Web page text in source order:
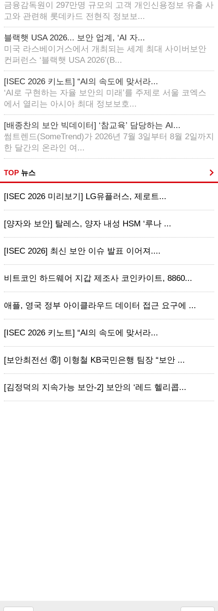
금융감독원이 297만명 규모의 고객 개인신용정보 유출 사
고와 관련해 롯데카드 전현직 정보보...
블랙햇 USA 2026... 보안 업계, ‘AI 자...
미국 라스베이거스에서 개최되는 세계 최대 사이버보안
컨퍼런스 ‘블랙햇 USA 2026’(B...
[ISEC 2026 키노트] “AI의 속도에 맞서라...
‘AI로 구현하는 자율 보안의 미래’를 주제로 서울 코엑스
에서 열리는 아시아 최대 정보보호...
[배종찬의 보안 빅데이터] ‘참교육’ 담당하는 AI...
썸트렌드(SomeTrend)가 2026년 7월 3일부터 8월 2일까지
한 달간의 온라인 여...
TOP 뉴스
[ISEC 2026 미리보기] LG유플러스, 제로트...
[양자와 보안] 탈레스, 양자 내성 HSM ‘루나 ...
[ISEC 2026] 최신 보안 이슈 발표 이어져....
비트코인 하드웨어 지갑 제조사 코인카이트, 8860...
애플, 영국 정부 아이클라우드 데이터 접근 요구에 ...
[ISEC 2026 키노트] “AI의 속도에 맞서라...
[보안최전선 ⑧] 이형철 KB국민은행 팀장 “보안 ...
[김정덕의 지속가능 보안-2] 보안의 ‘레드 헬리콥...